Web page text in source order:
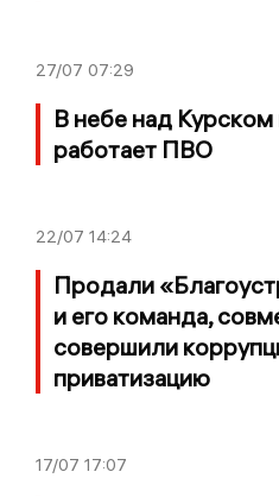
27/07 07:29
В небе над
работает ПВО
22/07 14:24
Продали
и его команда,
совершили
приватизацию
17/07 17:07